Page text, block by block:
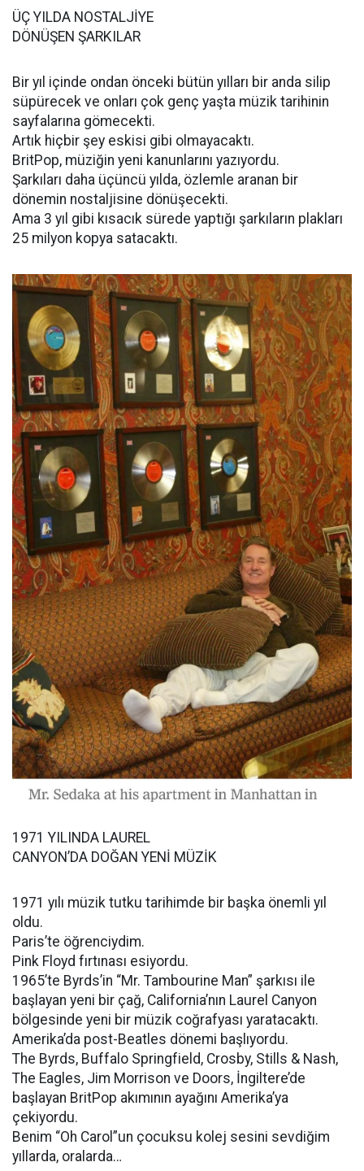
ÜÇ YILDA NOSTALJİYE
DÖNÜŞEN ŞARKILAR
Bir yıl içinde ondan önceki bütün yılları bir anda silip
süpürecek ve onları çok genç yaşta müzik tarihinin
sayfalarına gömecekti.
Artık hiçbir şey eskisi gibi olmayacaktı.
BritPop, müziğin yeni kanunlarını yazıyordu.
Şarkıları daha üçüncü yılda, özlemle aranan bir
dönemin nostaljisine dönüşecekti.
Ama 3 yıl gibi kısacık sürede yaptığı şarkıların plakları
25 milyon kopya satacaktı.
1971 YILINDA LAUREL
CANYON’DA DOĞAN YENİ MÜZİK
1971 yılı müzik tutku tarihimde bir başka önemli yıl
oldu.
Paris’te öğrenciydim.
Pink Floyd fırtınası esiyordu.
1965’te Byrds’in “Mr. Tambourine Man” şarkısı ile
başlayan yeni bir çağ, California’nın Laurel Canyon
bölgesinde yeni bir müzik coğrafyası yaratacaktı.
Amerika’da post-Beatles dönemi başlıyordu.
The Byrds, Buffalo Springfield, Crosby, Stills & Nash,
The Eagles, Jim Morrison ve Doors, İngiltere’de
başlayan BritPop akımının ayağını Amerika’ya
çekiyordu.
Benim “Oh Carol”un çocuksu kolej sesini sevdiğim
yıllarda, oralarda…